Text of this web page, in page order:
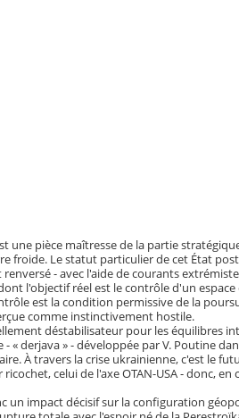
une pièce maîtresse de la partie
froide. Le statut particulier de cet État
- avec l'aide de courants
l'objectif réel est le contrôle d'un
est la condition permissive de la
comme instinctivement hostile.
déstabilisateur pour les équilibres
« derjava » - développée par V. Poutine
À travers la crise ukrainienne, c'est le
celui de l'axe OTAN-USA - donc,
un impact décisif sur la configuration